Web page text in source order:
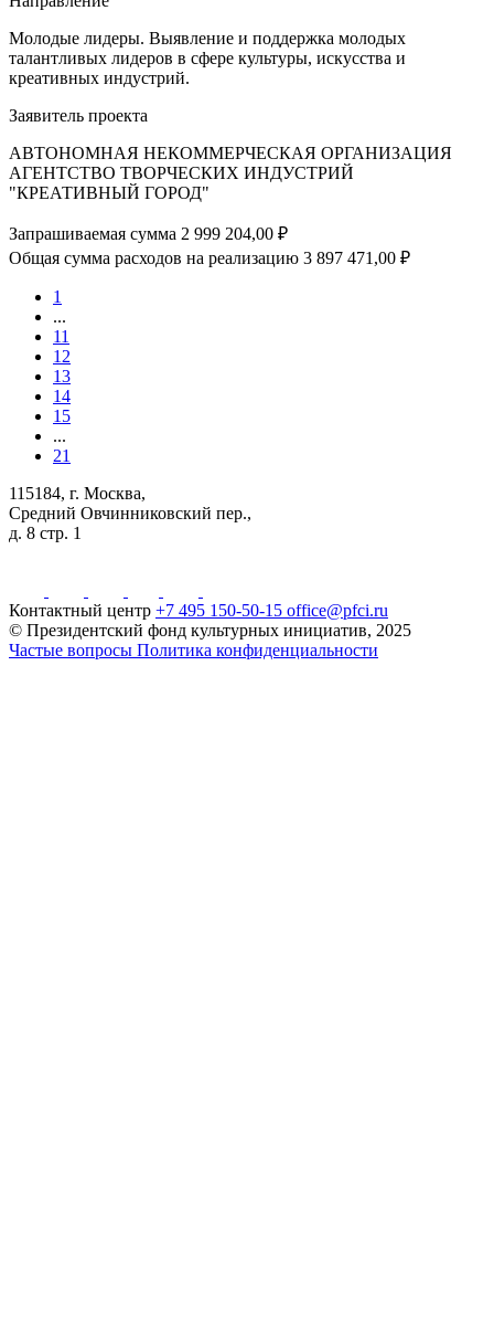
Молодые лидеры. Выявление и поддержка молодых
талантливых лидеров в сфере культуры, искусства и
креативных индустрий.
Заявитель проекта
АВТОНОМНАЯ НЕКОММЕРЧЕСКАЯ ОРГАНИЗАЦИЯ
АГЕНТСТВО ТВОРЧЕСКИХ ИНДУСТРИЙ
"КРЕАТИВНЫЙ ГОРОД"
Запрашиваемая сумма 2 999 204,00 ₽
Общая сумма расходов на реализацию 3 897 471,00 ₽
1
...
11
12
13
14
15
...
21
115184, г. Москва,
Средний Овчинниковский пер.,
д. 8 стр. 1
Контактный центр +7 495 150-50-15 office@pfci.ru
© Президентский фонд культурных инициатив, 2025
Частые вопросы Политика конфиденциальности